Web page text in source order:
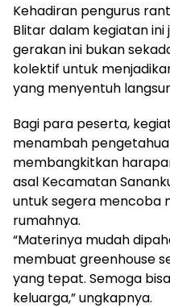
Kehadiran pengurus
Blitar dalam kegiatan ini
gerakan ini bukan
kolektif untuk
yang menyentuh
Bagi para peserta,
menambah
membangkitkan
asal Kecamatan
untuk segera mencoba
rumahnya.
“Materinya mudah
membuat greenhouse
yang tepat. Semoga
keluarga,” ungkapnya.